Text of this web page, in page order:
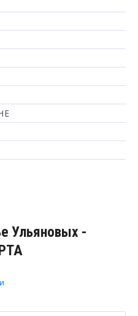
Ульяновых -